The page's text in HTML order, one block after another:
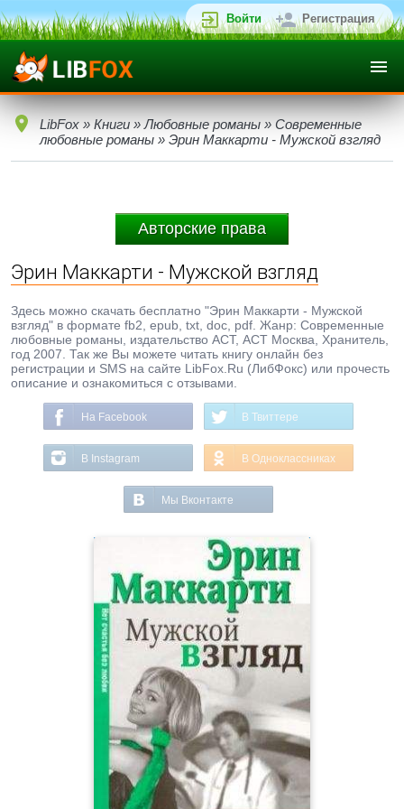
Войти Регистрация
LibFox » Книги » Любовные романы » Современные
любовные романы » Эрин Маккарти - Мужской взгляд
Авторские права
Эрин Маккарти - Мужской взгляд
Здесь можно скачать бесплатно "Эрин Маккарти - Мужской
взгляд" в формате fb2, epub, txt, doc, pdf. Жанр: Современные
любовные романы, издательство АСТ, АСТ Москва, Хранитель,
год 2007. Так же Вы можете читать книгу онлайн без
регистрации и SMS на сайте LibFox.Ru (ЛибФокс) или прочесть
описание и ознакомиться с отзывами.
На Facebook В Твиттере
В Instagram В Одноклассниках
Мы Вконтакте